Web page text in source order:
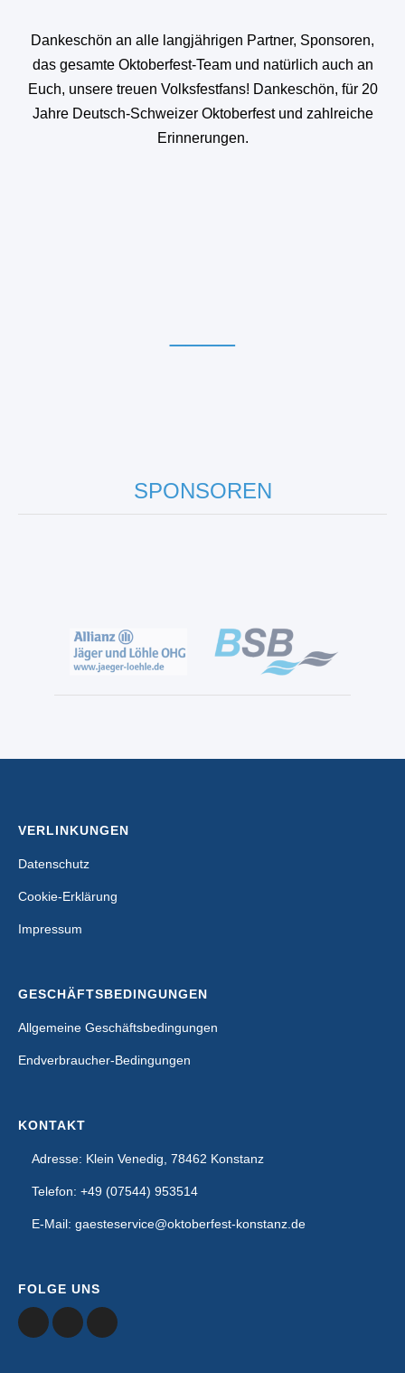
Dankeschön an alle langjährigen Partner, Sponsoren,
das gesamte Oktoberfest-Team und natürlich auch an
Euch, unsere treuen Volksfestfans! Dankeschön, für 20
Jahre Deutsch-Schweizer Oktoberfest und zahlreiche
Erinnerungen.
SPONSOREN
VERLINKUNGEN
Datenschutz
Cookie-Erklärung
Impressum
GESCHÄFTSBEDINGUNGEN
Allgemeine Geschäftsbedingungen
Endverbraucher-Bedingungen
KONTAKT
Adresse: Klein Venedig, 78462 Konstanz
Telefon: +49 (07544) 953514
E-Mail: gaesteservice@oktoberfest-konstanz.de
FOLGE UNS